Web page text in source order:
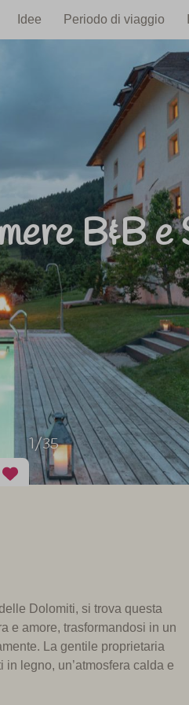
Idee Periodo di viaggio
B&B
1/35
Dolomiti, si trova questa
e amore, trasformandosi in un
La gentile proprietaria
legno, un’atmosfera calda e